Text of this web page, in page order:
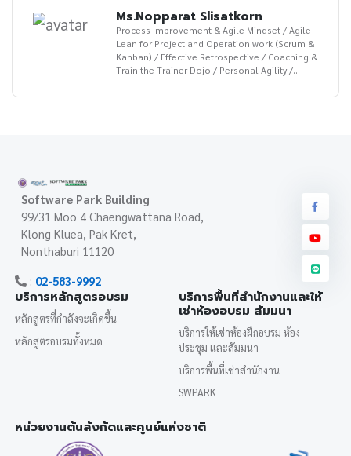
Ms.Nopparat Slisatkorn
Process Improvement & Agile Mindset / Agile -
Lean for Project and Operation work (Scrum &
Kanban) / Effective Retrospective / Coaching &
Train the Trainer Dojo / Personal Agility /
Software Park Building
99/31 Moo 4 Chaengwattana Road,
Klong Kluea, Pak Kret,
Nonthaburi 11120
: 02-583-9992
บริการหลักสูตรอบรม
หลักสูตรที่กำลังจะเกิดขึ้น
หลักสูตรอบรมทั้งหมด
บริการพื้นที่สำนักงานและให้
เช่าห้องอบรม สัมมนา
บริการให้เช่าห้องฝึกอบรม ห้อง
ประชุม และสัมมนา
บริการพื้นที่เช่าสำนักงาน
SWPARK
หน่วยงานต้นสังกัดและศูนย์แห่งชาติ